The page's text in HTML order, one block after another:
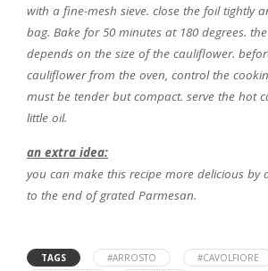
with a fine-mesh sieve. close the foil tightly
bag. Bake for 50 minutes at 180 degrees.
depends on the size of the cauliflower.
cauliflower from the oven, control the
must be tender but compact. serve the hot
little oil.
an extra idea:
you can make this recipe more delicious by
to the end of grated Parmesan.
TAGS #ARROSTO
#CAVOLFIORE